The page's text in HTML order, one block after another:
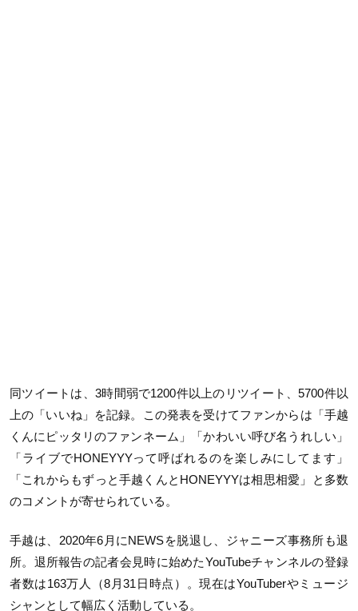
同ツイートは、3時間弱で1200件以上のリツイート、5700件以
上の「いいね」を記録。この発表を受けてファンからは「手越
くんにピッタリのファンネーム 」「かわいい呼び名うれしい」
「ライブでHONEYYYって呼ばれるのを楽しみにしてます」
「これからもずっと手越くんとHONEYYYは相思相愛」と多数
のコメントが寄せられている。
手越は、2020年6月にNEWSを脱退し、ジャニーズ事務所も退
所。退所報告の記者会見時に始めたYouTubeチャンネルの登録
者数は163万人（8月31日時点）。現在はYouTuberやミュージ
シャンとして幅広く活動している。